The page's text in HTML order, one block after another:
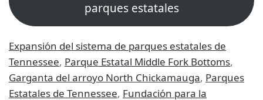
parques estatales
Expansión del sistema de parques estatales de
Tennessee, Parque Estatal Middle Fork Bottoms,
Garganta del arroyo North Chickamauga, Parques
Estatales de Tennessee, Fundación para la